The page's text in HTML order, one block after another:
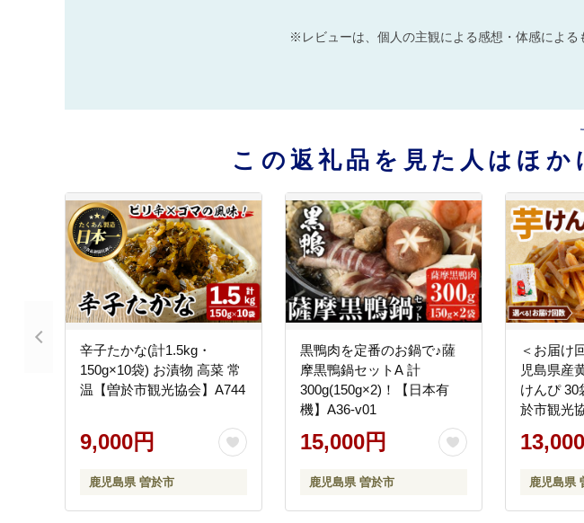
※レビューは、個人の主観による感想・体感による
この返礼品を見た人はほか
辛子たかな(計1.5kg・
150g×10袋) お漬物 高菜 常
温【曽於市観光協会】A744
9,000円
鹿児島県 曽於市
黒鴨肉を定番のお鍋で♪薩
摩黒鴨鍋セットA 計
300g(150g×2)！【日本有
機】A36-v01
15,000円
鹿児島県 曽於市
＜お届け
児島県産
けんぴ 30
於市観光
鹿児島県